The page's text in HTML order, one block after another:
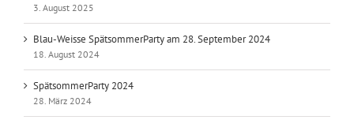
3. August 2025
Blau-Weisse SpätsommerParty am 28. September 2024
18. August 2024
SpätsommerParty 2024
28. März 2024